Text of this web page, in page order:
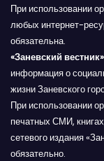
При использовании
любых интернет-
обязательна.
«Заневский вестник»
информация о
жизни Заневского
При использовании
печатных СМИ,
сетевого издания
обязательно.